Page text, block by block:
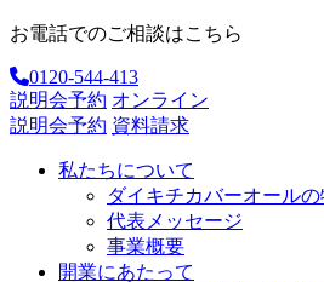
お電話でのご相談はこちら
0120-544-413
説明会予約 オンライン
説明会予約 資料請求
私たちについて
ダイキチカバーオール
代表メッセージ
事業概要
開業にあたって